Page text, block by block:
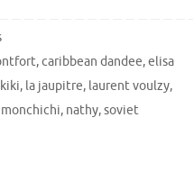
,caribbean dandee,elisa
kiki, la jaupitre, laurent voulzy,
monchichi, nathy,soviet